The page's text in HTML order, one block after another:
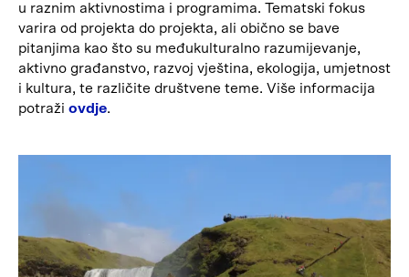
u raznim aktivnostima i programima. Tematski fokus
varira od projekta do projekta, ali obično se bave
pitanjima kao što su međukulturalno razumijevanje,
aktivno građanstvo, razvoj vještina, ekologija, umjetnost
i kultura, te različite društvene teme. Više informacija
potraži ovdje.